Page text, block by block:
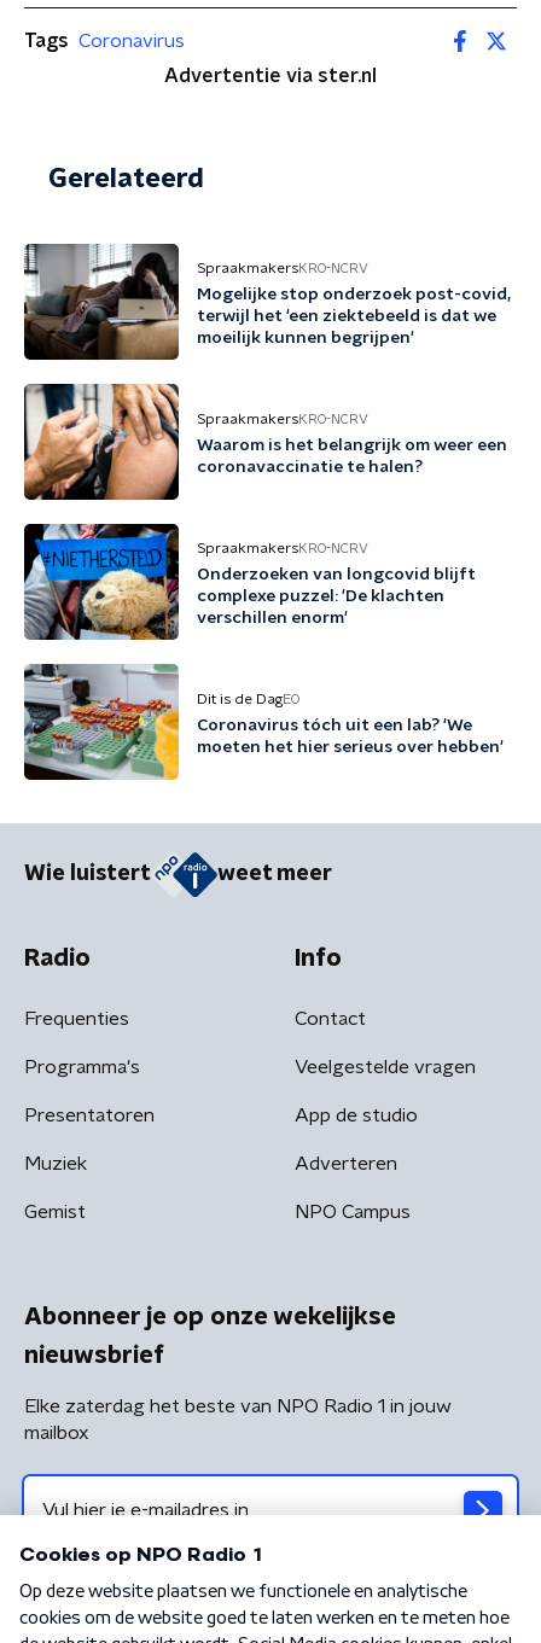
Tags Coronavirus
Advertentie via ster.nl
Gerelateerd
SpraakmakersKRO-NCRV
Mogelijke stop onderzoek post-covid,
terwijl het 'een ziektebeeld is dat we
moeilijk kunnen begrijpen'
SpraakmakersKRO-NCRV
Waarom is het belangrijk om weer een
coronavaccinatie te halen?
SpraakmakersKRO-NCRV
Onderzoeken van longcovid blijft
complexe puzzel: 'De klachten
verschillen enorm'
Dit is de DagEO
Coronavirus tóch uit een lab? 'We
moeten het hier serieus over hebben'
Wie luistert weet meer
Radio
Frequenties
Programma's
Presentatoren
Muziek
Gemist
Info
Contact
Veelgestelde vragen
App de studio
Adverteren
NPO Campus
Abonneer je op onze wekelijkse
nieuwsbrief
Elke zaterdag het beste van NPO Radio 1 in jouw
mailbox